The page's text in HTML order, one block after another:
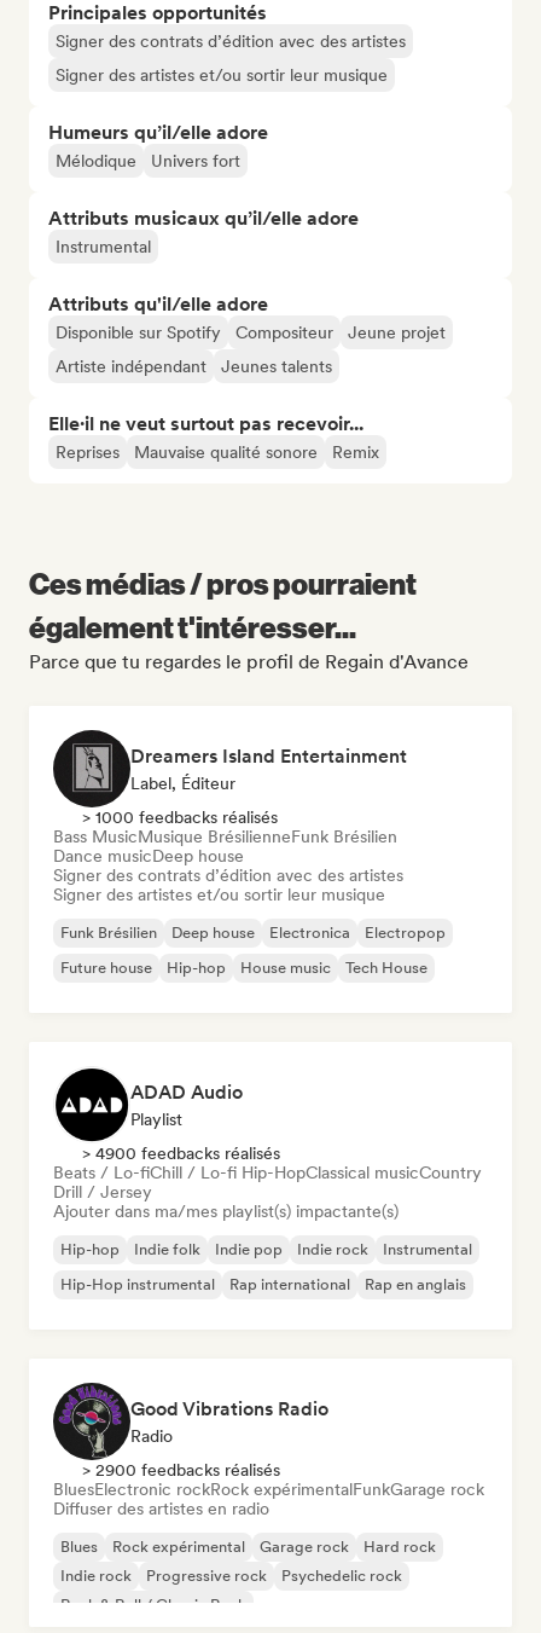
Principales opportunités
Signer des contrats d’édition avec des artistes
Signer des artistes et/ou sortir leur musique
Humeurs qu’il/elle adore
Mélodique Univers fort
Attributs musicaux qu’il/elle adore
Instrumental
Attributs qu'il/elle adore
Disponible sur Spotify Compositeur
Jeune projet
Artiste indépendant
Jeunes talents
Elle·il ne veut surtout pas recevoir...
Reprises Mauvaise qualité sonore Remix
Ces médias / pros pourraient
également t'intéresser...
Parce que tu regardes le profil de Regain d'Avance
Dreamers Island Entertainment
Label, Éditeur
> 1000 feedbacks réalisés
Bass MusicMusique BrésilienneFunk Brésilien
Dance musicDeep house
Signer des contrats d’édition avec des artistes
Signer des artistes et/ou sortir leur musique
Funk Brésilien Deep house Electronica
Electropop
Future house
Hip-hop House music Tech House
ADAD Audio
Playlist
> 4900 feedbacks réalisés
Beats / Lo-fiChill / Lo-fi Hip-HopClassical musicCountry
Drill / Jersey
Ajouter dans ma/mes playlist(s) impactante(s)
Hip-hop Indie folk Indie pop Indie rock
Instrumental
Hip-Hop instrumental
Rap international Rap en anglais
Good Vibrations Radio
Radio
> 2900 feedbacks réalisés
BluesElectronic rockRock expérimentalFunkGarage rock
Diffuser des artistes en radio
Blues Rock expérimental Garage rock
Hard rock
Indie rock
Progressive rock
Psychedelic rock
Rock & Roll / Classic Rock